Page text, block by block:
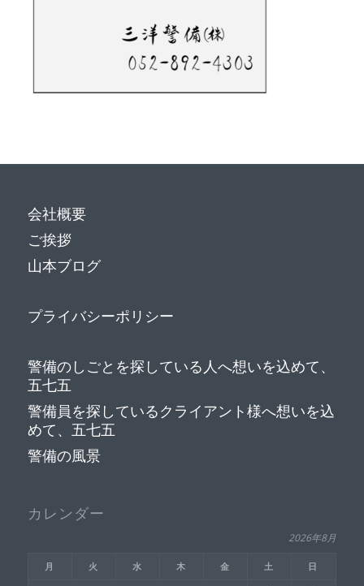
会社概要
ご挨拶
山本ブログ
プライバシーポリシー
警備のしごとを探している人へ想いを込めて、
五七五
警備員を探しているクライアント様へ想いを込
めて、五七五
警備の風景
カレンダー
2026年8月
月 火 水 木 金 土 日